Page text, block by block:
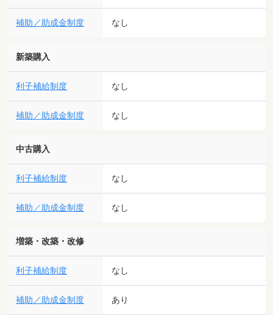
補助／助成金制度 なし
新築購入
利子補給制度 なし
補助／助成金制度 なし
中古購入
利子補給制度 なし
補助／助成金制度 なし
増築・改築・改修
利子補給制度 なし
補助／助成金制度 あり